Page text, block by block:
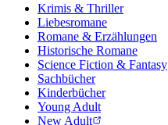
Krimis & Thriller
Liebesromane
Romane & Erzählungen
Historische Romane
Science Fiction & Fantasy
Sachbücher
Kinderbücher
Young Adult
New Adult